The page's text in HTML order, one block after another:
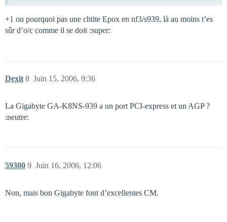
+1 ou pourquoi pas une chtite Epox en nf3/s939, là au moins t’es
sûr d’o/c comme il se doit :super:
Dexit Juin 15, 2006, 9:36
8
La Gigabyte GA-K8NS-939 a un port PCI-express et un AGP ?
:neutre:
59300 Juin 16, 2006, 12:06
9
Non, mais bon Gigabyte font d’excellentes CM.